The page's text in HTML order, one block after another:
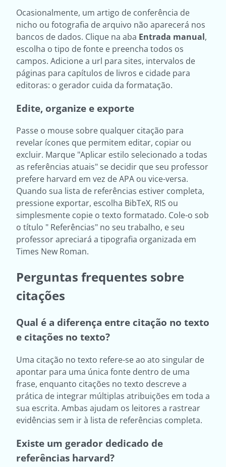
Ocasionalmente, um artigo de conferência de
nicho ou fotografia de arquivo não aparecerá nos
bancos de dados. Clique na aba Entrada manual,
escolha o tipo de fonte e preencha todos os
campos. Adicione a url para sites, intervalos de
páginas para capítulos de livros e cidade para
editoras: o gerador cuida da formatação.
Edite, organize e exporte
Passe o mouse sobre qualquer citação para
revelar ícones que permitem editar, copiar ou
excluir. Marque "Aplicar estilo selecionado a todas
as referências atuais" se decidir que seu professor
prefere harvard em vez de APA ou vice-versa.
Quando sua lista de referências estiver completa,
pressione exportar, escolha BibTeX, RIS ou
simplesmente copie o texto formatado. Cole-o sob
o título " Referências" no seu trabalho, e seu
professor apreciará a tipografia organizada em
Times New Roman.
Perguntas frequentes sobre
citações
Qual é a diferença entre citação no texto
e citações no texto?
Uma citação no texto refere-se ao ato singular de
apontar para uma única fonte dentro de uma
frase, enquanto citações no texto descreve a
prática de integrar múltiplas atribuições em toda a
sua escrita. Ambas ajudam os leitores a rastrear
evidências sem ir à lista de referências completa.
Existe um gerador dedicado de
referências harvard?